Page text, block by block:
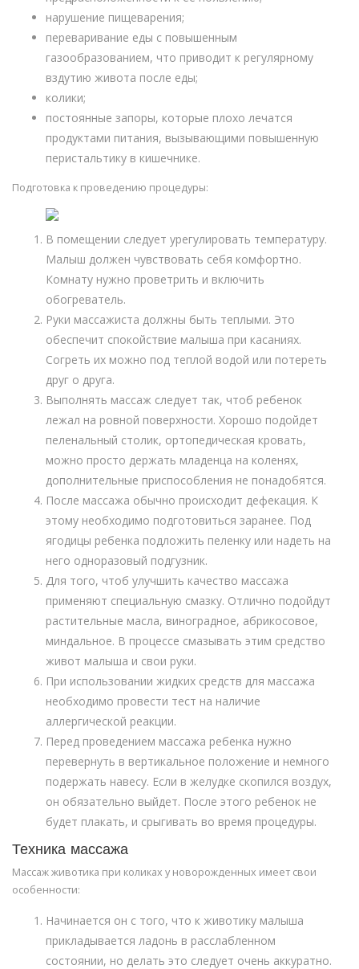
нарушение пищеварения;
переваривание еды с повышенным
газообразованием, что приводит к регулярному
вздутию живота после еды;
колики;
постоянные запоры, которые плохо лечатся
продуктами питания, вызывающими повышенную
перистальтику в кишечнике.
Подготовка к проведению процедуры:
В помещении следует урегулировать температуру.
Малыш должен чувствовать себя комфортно.
Комнату нужно проветрить и включить
обогреватель.
Руки массажиста должны быть теплыми. Это
обеспечит спокойствие малыша при касаниях.
Согреть их можно под теплой водой или потереть
друг о друга.
Выполнять массаж следует так, чтоб ребенок
лежал на ровной поверхности. Хорошо подойдет
пеленальный столик, ортопедическая кровать,
можно просто держать младенца на коленях,
дополнительные приспособления не понадобятся.
После массажа обычно происходит дефекация. К
этому необходимо подготовиться заранее. Под
ягодицы ребенка подложить пеленку или надеть на
него одноразовый подгузник.
Для того, чтоб улучшить качество массажа
применяют специальную смазку. Отлично подойдут
растительные масла, виноградное, абрикосовое,
миндальное. В процессе смазывать этим средство
живот малыша и свои руки.
При использовании жидких средств для массажа
необходимо провести тест на наличие
аллергической реакции.
Перед проведением массажа ребенка нужно
перевернуть в вертикальное положение и немного
подержать навесу. Если в желудке скопился воздух,
он обязательно выйдет. После этого ребенок не
будет плакать, и срыгивать во время процедуры.
Техника массажа
Массаж животика при коликах у новорожденных имеет свои
особенности:
Начинается он с того, что к животику малыша
прикладывается ладонь в расслабленном
состоянии, но делать это следует очень аккуратно.